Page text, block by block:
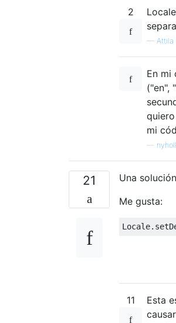
2
— Attila
En mi
("en",
mi
21
Una
Me gusta:
Locale.
11 Esta